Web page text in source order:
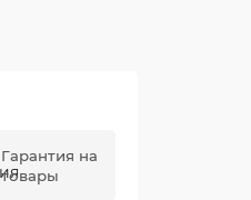
Гарантия на
товары